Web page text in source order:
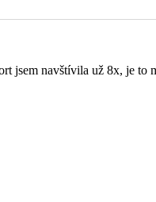
jsem navštívila už 8x, je to